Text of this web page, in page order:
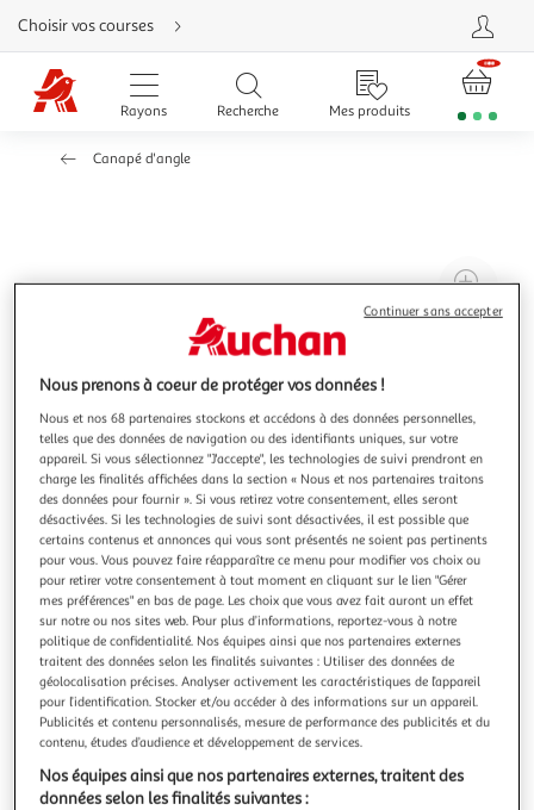
Aller
directement
au
contenu
Aller
directement
Aller
la
Choisir vos courses
Rayons Recherche Mes produits
Canapé d'angle
Illustration
précédente
Illustration
suivante
LISA DESIGN
Albane - canapé d'angle gauche - 4 places - en
velours côtelé
Caractéristiques techniques :Origine : EuropeGarantie : 2
ansType de canapé : Canapé d'angleType d'angle
: MéridiennePosition de l'angle : Angle gaucheNombre de
places : 4Rangements : NonEquipement : 2 coussins
En savoir +
Nous prenons à coeur de protéger vos données !
Nous et nos 68 partenaires stockons et accédons à des données personnelles,
telles que des données de navigation ou des identifiants uniques, sur votre
appareil. Si vous sélectionnez "J'accepte", les technologies de suivi prendront en
charge les finalités affichées dans la section « Nous et nos partenaires traitons
des données pour fournir ». Si vous retirez votre consentement, elles seront
désactivées. Si les technologies de suivi sont désactivées, il est possible que
certains contenus et annonces qui vous sont présentés ne soient pas pertinents
pour vous. Vous pouvez faire réapparaître ce menu pour modifier vos choix ou
pour retirer votre consentement à tout moment en cliquant sur le lien "Gérer
mes préférences" en bas de page. Les choix que vous avez fait auront un effet
sur notre ou nos sites web. Pour plus d’informations, reportez-vous à notre
politique de confidentialité. Nos équipes ainsi que nos partenaires externes
traitent des données selon les finalités suivantes : Utiliser des données de
géolocalisation précises. Analyser activement les caractéristiques de l’appareil
pour l’identification. Stocker et/ou accéder à des informations sur un appareil.
Publicités et contenu personnalisés, mesure de performance des publicités et du
contenu, études d’audience et développement de services.
Nos équipes ainsi que nos partenaires externes, traitent des
données selon les finalités suivantes :
Continuer sans accepter